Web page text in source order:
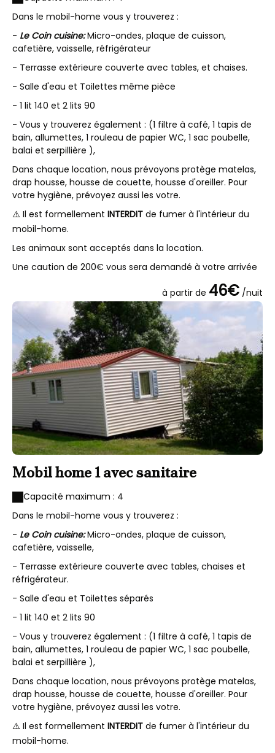
Dans le mobil-home vous y trouverez :
- Le Coin cuisine:Micro-ondes, plaque de cuisson,
cafetière, vaisselle, réfrigérateur
- Terrasse extérieure couverte avec tables, et chaises.
- Salle d'eau et Toilettes même pièce
- 1 lit 140 et 2 lits 90
- Vous y trouverez également : (1 filtre à café, 1 tapis de
bain, allumettes, 1 rouleau de papier WC, 1 sac poubelle,
balai et serpillière ),
Dans chaque location, nous prévoyons protège matelas,
drap housse, housse de couette, housse d'oreiller. Pour
votre hygiène, prévoyez aussi les votre.
⚠️ Il est formellement INTERDIT de fumer à l'intérieur du
mobil-home.
Les animaux sont acceptés dans la location.
Une caution de 200€ vous sera demandé à votre arrivée
à partir de 46€ /nuit
Mobil home 1 avec sanitaire
Capacité maximum : 4
Dans le mobil-home vous y trouverez :
- Le Coin cuisine:Micro-ondes, plaque de cuisson,
cafetière, vaisselle,
- Terrasse extérieure couverte avec tables, chaises et
réfrigérateur.
- Salle d'eau et Toilettes séparés
- 1 lit 140 et 2 lits 90
- Vous y trouverez également : (1 filtre à café, 1 tapis de
bain, allumettes, 1 rouleau de papier WC, 1 sac poubelle,
balai et serpillière ),
Dans chaque location, nous prévoyons protège matelas,
drap housse, housse de couette, housse d'oreiller. Pour
votre hygiène, prévoyez aussi les votre.
⚠️ Il est formellement INTERDIT de fumer à l'intérieur du
mobil-home.